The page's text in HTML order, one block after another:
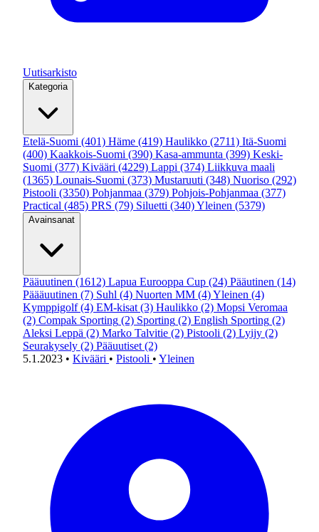
Uutisarkisto
Kategoria
Etelä-Suomi (401) Häme (419) Haulikko (2711) Itä-Suomi
(400) Kaakkois-Suomi (390) Kasa-ammunta (399) Keski-
Suomi (377) Kivääri (4229) Lappi (374) Liikkuva maali
(1365) Lounais-Suomi (373) Mustaruuti (348) Nuoriso (292)
Pistooli (3350) Pohjanmaa (379) Pohjois-Pohjanmaa (377)
Practical (485) PRS (79) Siluetti (340)Yleinen (5379)
Avainsanat
Pääuutinen (1612) Lapua Eurooppa Cup (24) Pääutinen (14)
Päääuutinen (7) Suhl (4) Nuorten MM (4)Yleinen (4)
Kymppigolf (4) EM-kisat (3) Haulikko (2) Mopsi Veromaa
(2) Compak Sporting (2) Sporting (2) English Sporting (2)
Aleksi Leppä (2) Marko Talvitie (2) Pistooli (2) Lyijy (2)
Seurakysely (2) Pääuutiset (2)
5.1.2023 • Kivääri • Pistooli • Yleinen